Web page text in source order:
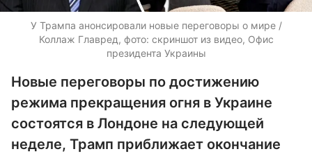
У Трампа анонсировали новые переговоры о мире /
Коллаж Главред, фото: скриншот из видео, Офис
президента Украины
Новые переговоры по достижению
режима прекращения огня в Украине
состоятся в Лондоне на следующей
неделе, Трамп приближает окончание